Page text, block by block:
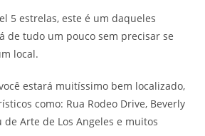
5 estrelas, este é um daqueles
de tudo um pouco sem precisar se
local.
estará muitíssimo bem localizado,
como: Rua Rodeo Drive, Beverly
de Arte de Los Angeles e muitos